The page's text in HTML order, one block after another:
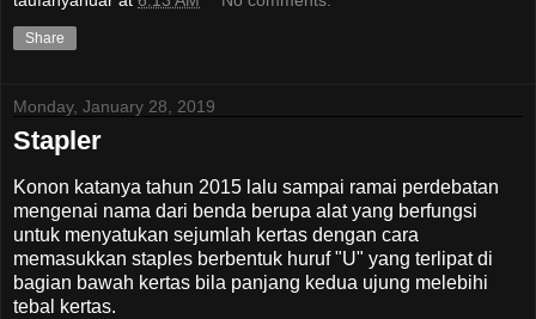
Share
Monday, January 28, 2019
Stapler
Konon katanya tahun 2015 lalu sampai ramai perdebatan
mengenai nama dari benda berupa alat yang berfungsi
untuk menyatukan sejumlah kertas dengan cara
memasukkan staples berbentuk huruf "U" yang terlipat di
bagian bawah kertas bila panjang kedua ujung melebihi
tebal kertas.